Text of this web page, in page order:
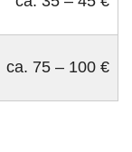
ca. 75 – 100 €